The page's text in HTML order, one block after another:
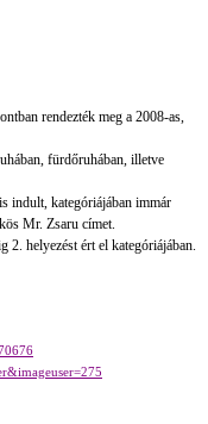
rendezték meg a 2008-as,
fürdőruhában, illetve
indult, kategóriájában immár
Mr. Zsaru címet.
helyezést ért el kategóriájában.